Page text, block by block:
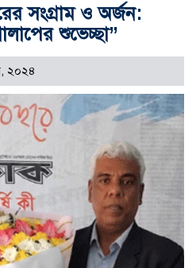
সংগ্রাম ও অর্জন:
শুভেচ্ছা”
২০২৪